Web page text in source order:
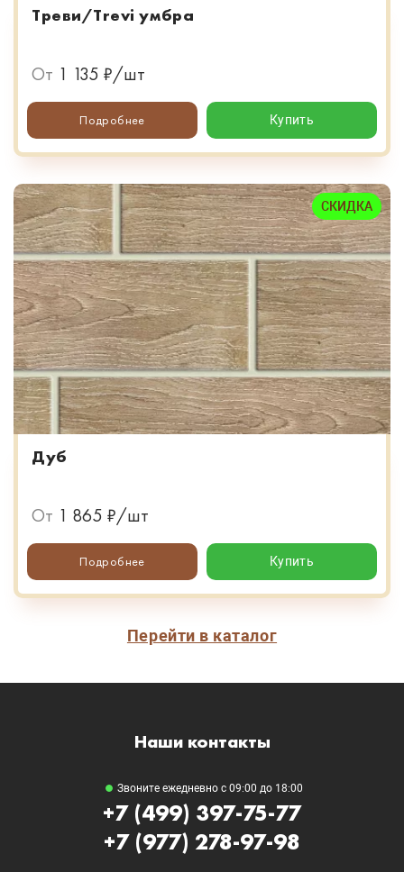
Треви/Trevi умбра
От 1 135 ₽/шт
Подробнее Купить
СКИДКА
Дуб
От 1 865 ₽/шт
Подробнее Купить
Перейти в каталог
Наши контакты
Звоните ежедневно с 09:00 до 18:00
+7 (499) 397-75-77
+7 (977) 278-97-98